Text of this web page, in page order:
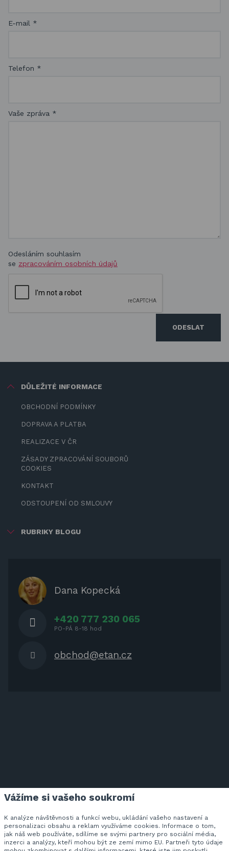
E-mail *
Telefon *
Vaše zpráva *
Odesláním souhlasím
se zpracováním osobních údajů
ODESLAT
DŮLEŽITÉ INFORMACE
OBCHODNÍ PODMÍNKY
DOPRAVA A PLATBA
REALIZACE V ČR
ZÁSADY ZPRACOVÁNÍ SOUBORŮ
COOKIES
KONTAKT
ODSTOUPENÍ OD SMLOUVY
RUBRIKY BLOGU
OCHRANNÉ KRYTY NA ZAHRADNÍ
NÁBYTEK
Dana Kopecká
+420 777 230 065
PO-PÁ 8-18 hod
obchod@etan.cz
Veškeré ceny zahrnují DPH v zákonem stanovené výši.
Vážíme si vašeho soukromí
K analýze návštěvnosti a funkcí webu, ukládání vašeho nastavení a
personalizaci obsahu a reklam využíváme cookies. Informace o tom,
jak náš web používáte, sdílíme se svými partnery pro sociální média,
inzerci a analýzy, kteří mohou být ze zemí mimo EU. Partneři tyto údaje